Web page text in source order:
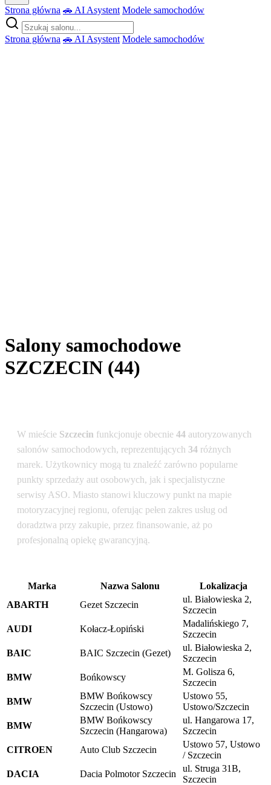
Strona główna 🚗 AI Asystent Modele samochodów
Strona główna 🚗 AI Asystent Modele samochodów
Salony samochodowe
SZCZECIN (44)
W mieście Szczecin funkcjonuje obecnie 44 autoryzowanych
salonów samochodowych, reprezentujących 34 różnych
marek. Użytkownicy mogą tu znaleźć zarówno popularne
punkty sprzedaży aut osobowych, jak i specjalistyczne
serwisy ASO. Miasto stanowi kluczowy punkt na mapie
motoryzacyjnej regionu, oferując pełen zakres usług od
doradztwa przy zakupie, przez finansowanie, aż po
profesjonalną opiekę gwarancyjną.
Marka Nazwa Salonu
Lokalizacja
ABARTH
Gezet Szczecin
ul. Białowieska 2,
Szczecin
AUDI
Kołacz-Łopiński
Madalińskiego 7,
Szczecin
BAIC
BAIC Szczecin (Gezet)
ul. Białowieska 2,
Szczecin
BMW
Bońkowscy
M. Golisza 6,
Szczecin
BMW
BMW Bońkowscy
Szczecin (Ustowo)
Ustowo 55,
Ustowo/Szczecin
BMW
BMW Bońkowscy
Szczecin (Hangarowa)
ul. Hangarowa 17,
Szczecin
CITROEN
Auto Club Szczecin
Ustowo 57, Ustowo
/ Szczecin
DACIA
Dacia Polmotor Szczecin
ul. Struga 31B,
Szczecin